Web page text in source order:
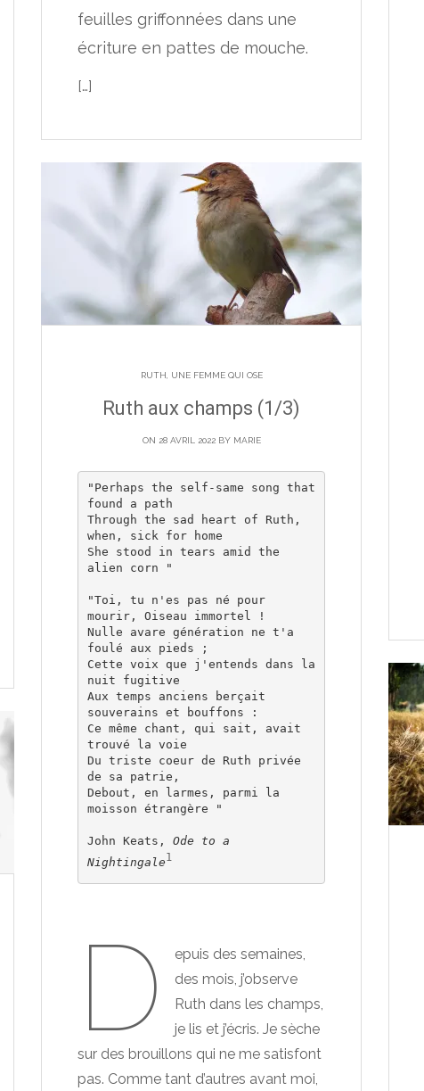
feuilles griffonnées dans une
écriture en pattes de mouche.
[…]
RUTH, UNE FEMME QUI OSE
Ruth aux champs (1/3)
ON 28 AVRIL 2022 BY MARIE
"Perhaps the self-same song that
found a path
Through the sad heart of Ruth,
when, sick for home
She stood in tears amid the
alien corn "
"Toi, tu n'es pas né pour
mourir, Oiseau immortel !
Nulle avare génération ne t'a
foulé aux pieds ;
Cette voix que j'entends dans la
nuit fugitive
Aux temps anciens berçait
souverains et bouffons :
Ce même chant, qui sait, avait
trouvé la voie
Du triste coeur de Ruth privée
de sa patrie,
Debout, en larmes, parmi la
moisson étrangère "
John Keats, Ode to a
Nightingale1
D
epuis des semaines,
des mois, j’observe
Ruth dans les champs,
je lis et j’écris. Je sèche
sur des brouillons qui ne me satisfont
pas. Comme tant d’autres avant moi,